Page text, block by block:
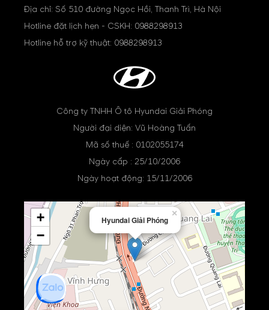
Địa chỉ: Số 510 đường Ngọc Hồi, Thanh Trì, Hà Nội
Hotline đặt lịch hẹn - CSKH: 0988298913
Hotline hỗ trợ kỹ thuật: 0988298913
Công ty TNHH Ô tô Hyundai Giải Phóng
Người đại diện: Vũ Hoàng Tuấn
Mã số thuế : 0102055174
Ngày cấp : 25/10/2006
Ngày hoạt động: 15/11/2006
Hyundai Giải Phóng
×
+
−